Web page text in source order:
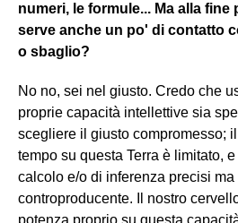
numeri, le formule... Ma alla fine
serve anche un po' di contatto
o sbaglio?
No no, sei nel giusto. Credo che
proprie capacità intellettive sia
scegliere il giusto compromesso;
tempo su questa Terra è limitato,
calcolo e/o di inferenza precisi
controproducente. Il nostro